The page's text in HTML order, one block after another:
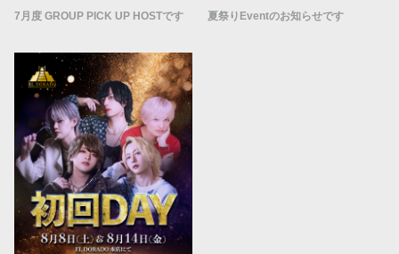
7月度 GROUP PICK UP HOSTです 夏祭りEventのお知らせです